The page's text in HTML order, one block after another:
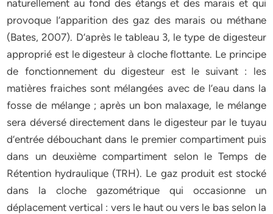
naturellement au fond des étangs et des marais et qui
provoque l’apparition des gaz des marais ou méthane
(Bates, 2007). D’après le tableau 3, le type de digesteur
approprié est le digesteur à cloche flottante. Le principe
de fonctionnement du digesteur est le suivant : les
matières fraiches sont mélangées avec de l’eau dans la
fosse de mélange ; après un bon malaxage, le mélange
sera déversé directement dans le digesteur par le tuyau
d’entrée débouchant dans le premier compartiment puis
dans un deuxième compartiment selon le Temps de
Rétention hydraulique (TRH). Le gaz produit est stocké
dans la cloche gazométrique qui occasionne un
déplacement vertical : vers le haut ou vers le bas selon la